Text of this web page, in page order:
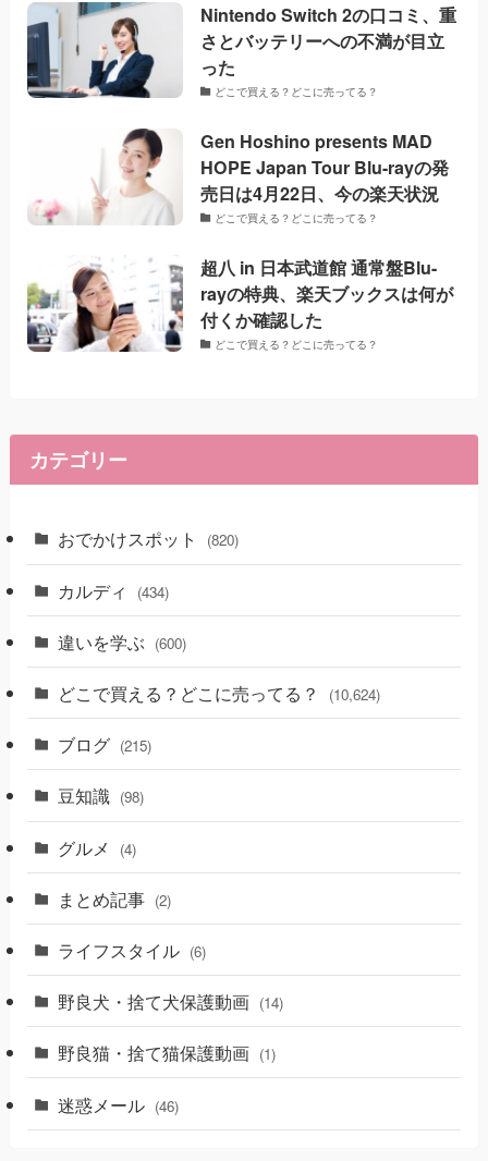
Nintendo Switch 2の口コミ、重
さとバッテリーへの不満が目立
った
どこで買える？どこに売ってる？
Gen Hoshino presents MAD
HOPE Japan Tour Blu-rayの発
売日は4月22日、今の楽天状況
どこで買える？どこに売ってる？
超八 in 日本武道館 通常盤Blu-
rayの特典、楽天ブックスは何が
付くか確認した
どこで買える？どこに売ってる？
カテゴリー
おでかけスポット (820)
カルディ (434)
違いを学ぶ (600)
どこで買える？どこに売ってる？ (10,624)
ブログ (215)
豆知識 (98)
グルメ (4)
まとめ記事 (2)
ライフスタイル (6)
野良犬・捨て犬保護動画 (14)
野良猫・捨て猫保護動画 (1)
迷惑メール (46)